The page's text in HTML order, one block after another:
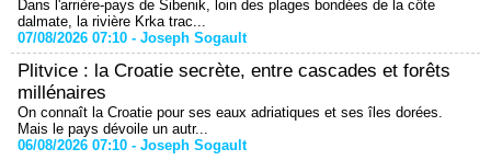
Dans l'arrière-pays de Šibenik, loin des plages bondées de la côte
dalmate, la rivière Krka trac...
07/08/2026 07:10 - Joseph Sogault
Plitvice : la Croatie secrète, entre cascades et forêts
millénaires
On connaît la Croatie pour ses eaux adriatiques et ses îles dorées.
Mais le pays dévoile un autr...
06/08/2026 07:10 - Joseph Sogault